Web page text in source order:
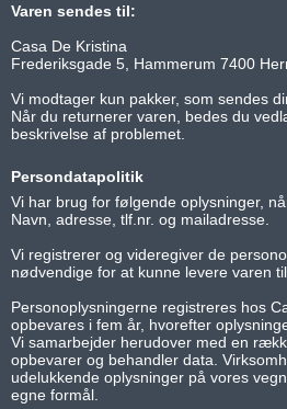
Varen sendes til:
Casa De Kristina
Frederiksgade 5, Hammerum 7400
Vi modtager kun pakker, som sendes
Når du returnerer varen, bedes du
beskrivelse af problemet.
Persondatapolitik
Vi har brug for følgende oplysninger,
Navn, adresse, tlf.nr. og mailadresse.
Vi registrerer og videregiver de
nødvendige for at kunne levere varen
Personoplysningerne registreres hos
opbevares i fem år, hvorefter
Vi samarbejder herudover med en
opbevarer og behandler data.
udelukkende oplysninger på vores
egne formål.